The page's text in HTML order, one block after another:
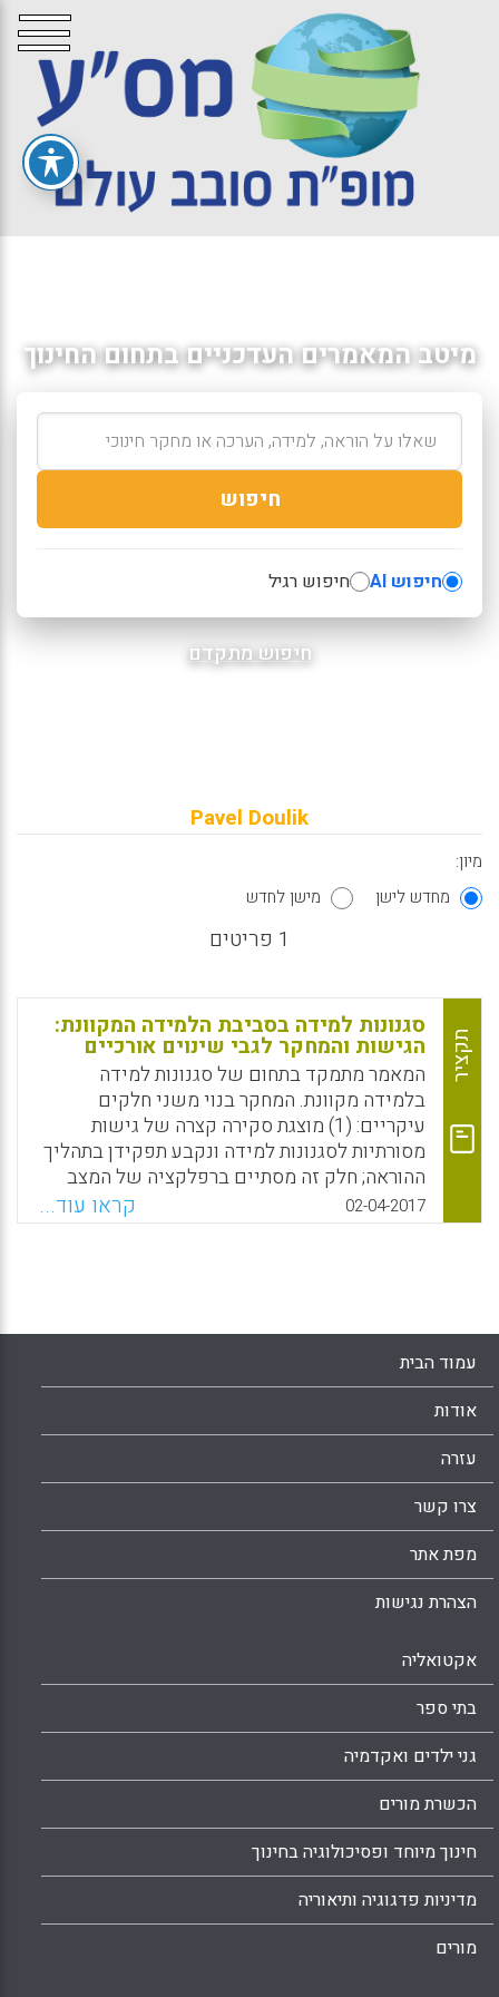
מיטב המאמרים העדכניים בתחום החינוך
חיפוש
חיפוש AI חיפוש רגיל
חיפוש מתקדם
Pavel Doulik
מיון:
מחדש לישן
מישן לחדש
1 פריטים
תקציר
סגנונות למידה בסביבת הלמידה המקוונת:
הגישות והמחקר לגבי שינוים אורכיים
המאמר מתמקד בתחום של סגנונות למידה
בלמידה מקוונת. המחקר בנוי משני חלקים
עיקריים: (1) מוצגת סקירה קצרה של גישות
מסורתיות לסגנונות למידה ונקבע תפקידן בתהליך
ההוראה; חלק זה מסתיים ברפלקציה של המצב
הנוכחי, כאשר ההתייחסות לסגנונות הלמידה
מתבצעת בהקשר של למידה מקוונת; (2) מוצגות
ממאגרי נתונים נבחרים (Doulik, Pavel; Skoda,
Jiri; Simonova, Ivana, 2017).
02-04-2017 קראו עוד...
עמוד הבית
אודות
עזרה
צרו קשר
מפת אתר
הצהרת נגישות
אקטואליה
בתי ספר
גני ילדים ואקדמיה
הכשרת מורים
חינוך מיוחד ופסיכולוגיה בחינוך
מדיניות פדגוגיה ותיאוריה
מורים